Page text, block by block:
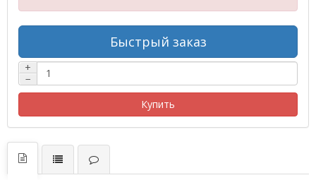
Быстрый заказ
+
−
Купить